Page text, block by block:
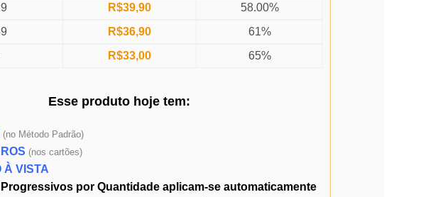
R$39,90
58.00%
R$36,90
61%
R$33,00 65%
Esse produto hoje tem:
(no Método Padrão)
(nos cartões)
À VISTA
por Quantidade aplicam-se automaticamente